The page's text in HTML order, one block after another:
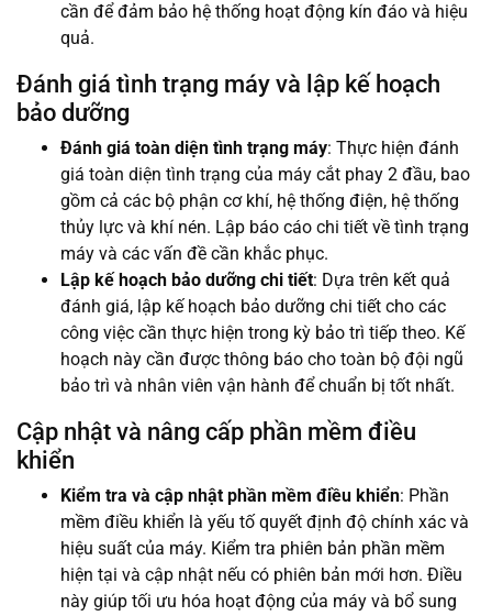
cần để đảm bảo hệ thống hoạt động kín đáo và hiệu
quả.
Đánh giá tình trạng máy và lập kế hoạch
bảo dưỡng
Đánh giá toàn diện tình trạng máy: Thực hiện đánh
giá toàn diện tình trạng của máy cắt phay 2 đầu, bao
gồm cả các bộ phận cơ khí, hệ thống điện, hệ thống
thủy lực và khí nén. Lập báo cáo chi tiết về tình trạng
máy và các vấn đề cần khắc phục.
Lập kế hoạch bảo dưỡng chi tiết: Dựa trên kết quả
đánh giá, lập kế hoạch bảo dưỡng chi tiết cho các
công việc cần thực hiện trong kỳ bảo trì tiếp theo. Kế
hoạch này cần được thông báo cho toàn bộ đội ngũ
bảo trì và nhân viên vận hành để chuẩn bị tốt nhất.
Cập nhật và nâng cấp phần mềm điều
khiển
Kiểm tra và cập nhật phần mềm điều khiển: Phần
mềm điều khiển là yếu tố quyết định độ chính xác và
hiệu suất của máy. Kiểm tra phiên bản phần mềm
hiện tại và cập nhật nếu có phiên bản mới hơn. Điều
này giúp tối ưu hóa hoạt động của máy và bổ sung